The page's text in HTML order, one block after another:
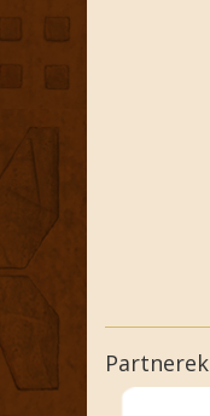
Partnerek